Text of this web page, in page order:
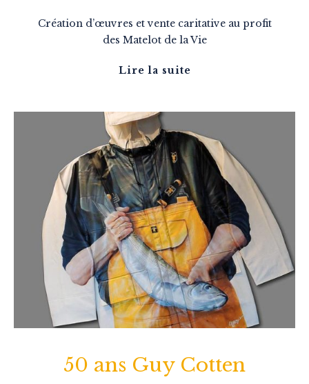
Création d’œuvres et vente caritative au profit
des Matelot de la Vie
Lire la suite
50 ans Guy Cotten